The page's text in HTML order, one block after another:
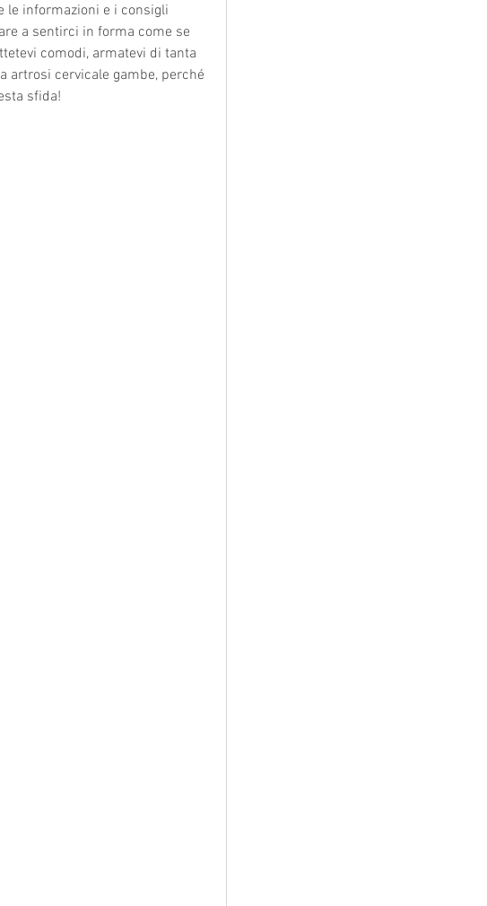
le informazioni e i consigli
a sentirci in forma come se
comodi, armatevi di tanta
artrosi cervicale gambe, perché
sfida!